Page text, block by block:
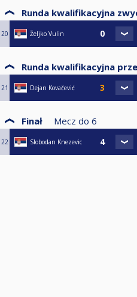
Runda kwalifikacyjna
20 Željko Vulin
Runda kwalifikacyjna
21 Dejan Kovačević
Finał Mecz do 6
22 Slobodan Knezevic